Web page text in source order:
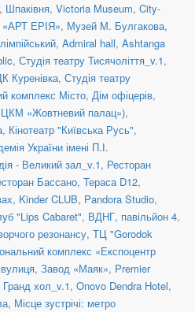
, Шпаківня, Victoria Museum, City-
ЕРІЯ», Музей М. Булгакова,
, Admiral hall, Ashtanga
, Студія театру Тисячоліття_v.1,
Куренівка, Студія театру
комплекс Місто, Дім офіцерів,
«Жовтневий палац»),
, Кінотеатр "Київська Русь",
України імені П.І.
- Великий зал_v.1, Ресторан
Бассано, Тераса D12,
, Kinder CLUB, Pandora Studio,
"Lips Cabaret", ВДНГ, павільйон 4,
резонансу, ТЦ "Gorodok
комплекс «Експоцентр
, Завод «Маяк», Premier
хол_v.1, Onovo Dendra Hotel,
, Місце зустрічі: метро